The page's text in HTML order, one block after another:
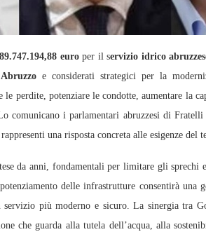
europer il servizio idrico abruzzes
e considerati strategici per la
perdite, potenziare le condotte, aumentare la
comunicano i parlamentari abruzzesi di Fratelli
una risposta concreta alle esigenze del
da anni, fondamentali per limitare gli sprechi
delle infrastrutture consentirà una
più moderno e sicuro. La sinergia tra
che guarda alla tutela dell’acqua, alla